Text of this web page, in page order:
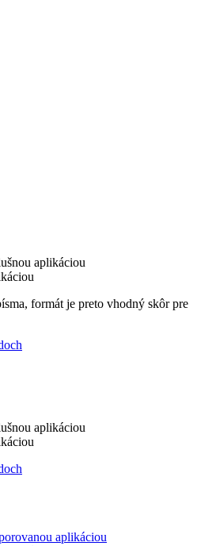
aplikáciou
formát je preto vhodný skôr pre
aplikáciou
aplikáciou